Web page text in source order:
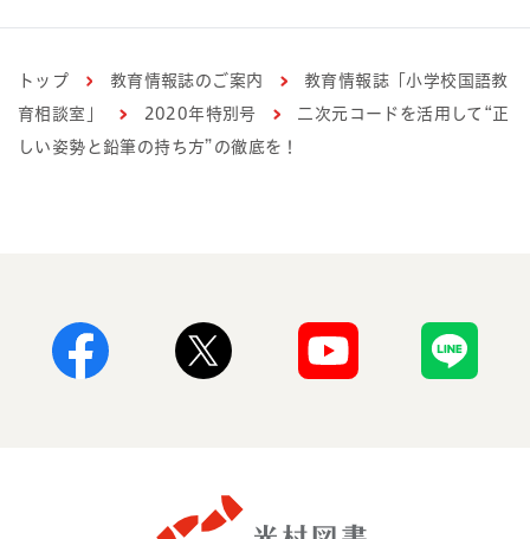
トップ 教育情報誌のご案内
教育情報誌「小学校国語教
育相談室」
2020年特別号
二次元コードを活用して“正
しい姿勢と鉛筆の持ち方”の徹底を！